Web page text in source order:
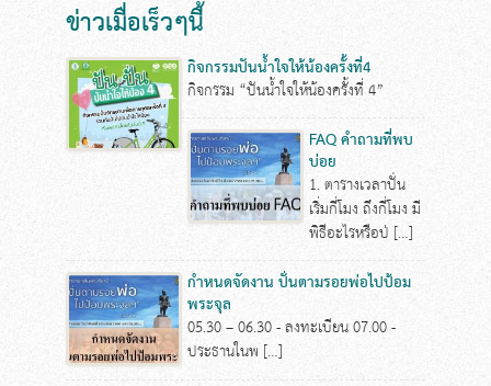
ข่าวเมื่อเร็วๆนี้
กิจกรรมปันน้ำใจให้น้องครั้งที่4
กิจกรรม “ปันน้ำใจให้น้องครั้งที่ 4”
FAQ คำถามที่พบ
บ่อย
1. ตารางเวลาปั่น
เริ่มกี่โมง ถึงกี่โมง มี
พิธีอะไรหรือป่ […]
กำหนดจัดงาน ปั่นตามรอยพ่อไปป้อม
พระจุล
05.30 – 06.30 - ลงทะเบียน 07.00 -
ประธานในพ […]